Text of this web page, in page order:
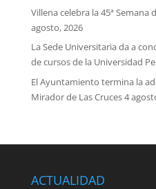
Villena celebra la 45ª Semana
agosto, 2026
La Sede Universitaria da a
de cursos de la Universidad
El Ayuntamiento termina la
Mirador de Las Cruces4
ACTUALIDAD